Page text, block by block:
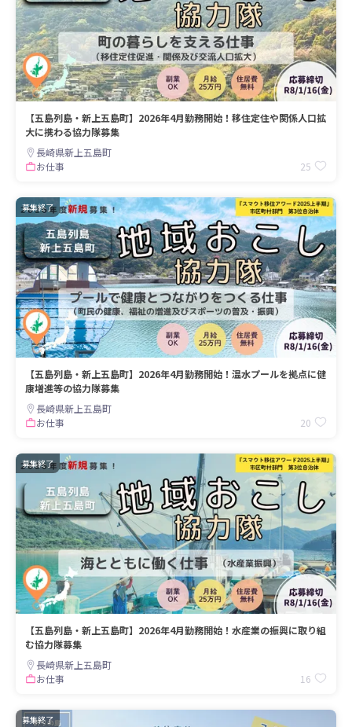
【五島列島・新上五島町】2026年4月勤務開始！移住定住や関係人口拡
大に携わる協力隊募集
長崎県新上五島町
お仕事
25
募集終了
【五島列島・新上五島町】2026年4月勤務開始！温水プールを拠点に健
康増進等の協力隊募集
長崎県新上五島町
お仕事
20
募集終了
【五島列島・新上五島町】2026年4月勤務開始！水産業の振興に取り組
む協力隊募集
長崎県新上五島町
お仕事
16
募集終了